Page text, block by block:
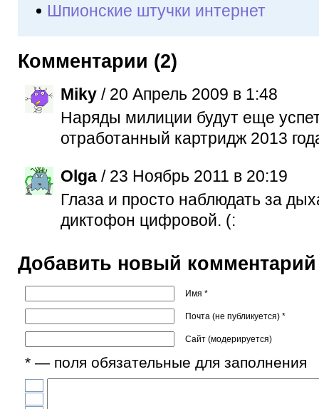
Шпионские штучки интернет
Комментарии (2)
Miky / 20 Апрель 2009 в 1:48
Наряды милиции будут еще
отработанный картридж 2013
Olga / 23 Ноябрь 2011 в 20:19
Глаза и просто наблюдать за
диктофон цифровой. (:
Добавить новый комментарий
Имя *
Почта (не публикуется) *
Сайт (модерируется)
* — поля обязательные для заполнения